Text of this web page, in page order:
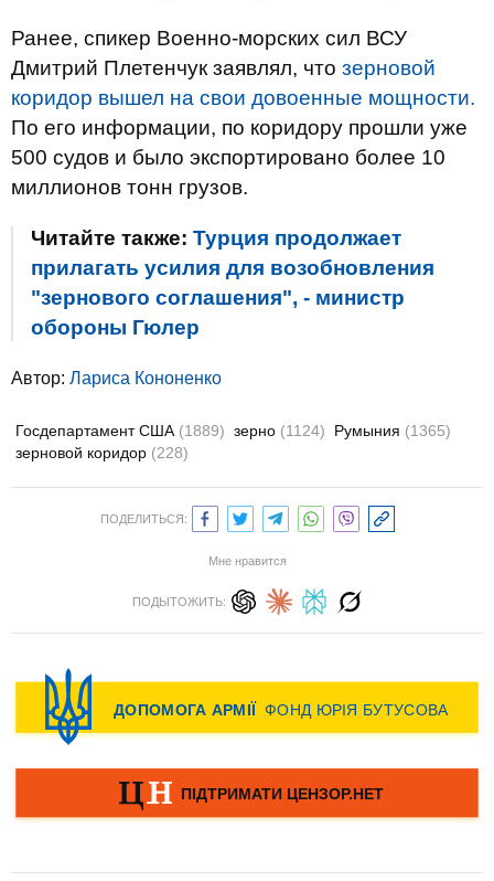
Ранее, спикер Военно-морских сил ВСУ
Дмитрий Плетенчук заявлял, что зерновой
коридор вышел на свои довоенные мощности.
По его информации, по коридору прошли уже
500 судов и было экспортировано более 10
миллионов тонн грузов.
Читайте также: Турция продолжает
прилагать усилия для возобновления
"зернового соглашения", - министр
обороны Гюлер
Автор: Лариса Кононенко
Госдепартамент США (1889) зерно (1124) Румыния (1365)
зерновой коридор (228)
ПОДЕЛИТЬСЯ:
Мне нравится
ПОДЫТОЖИТЬ: